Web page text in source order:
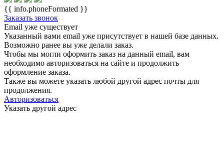
{{ info.phoneFormated }}
Заказать звонок
Email уже существует
Указанный вами email уже присутствует в нашей базе данных.
Возможно ранее вы уже делали заказ.
Чтобы мы могли оформить заказ на данный email, вам
необходимо авторизоваться на сайте и продолжить
оформление заказа.
Также вы можете указать любой другой адрес почты для
продолжения.
Авторизоваться
Указать другой адрес